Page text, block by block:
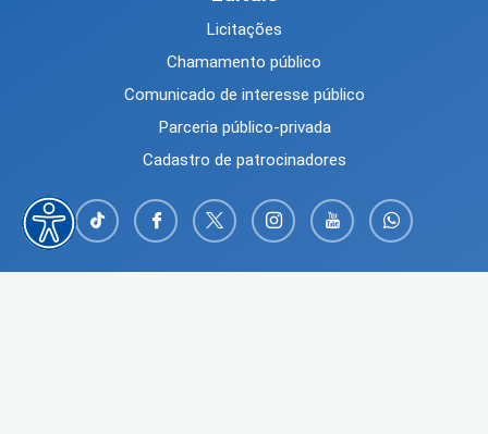
Licitações
Chamamento público
Comunicado de interesse público
Parceria público-privada
Cadastro de patrocinadores